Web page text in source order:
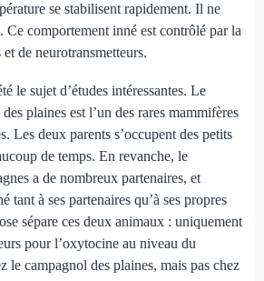
se stabilisent rapidement. Il ne
Ce comportement inné est contrôlé par la
de neurotransmetteurs.
le sujet d’études intéressantes. Le
plaines est l’un des rares mammifères
Les deux parents s’occupent des petits
de temps. En revanche, le
a de nombreux partenaires, et
tant à ses partenaires qu’à ses propres
sépare ces deux animaux : uniquement
pour l’oxytocine au niveau du
le campagnol des plaines, mais pas chez